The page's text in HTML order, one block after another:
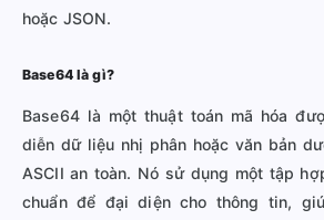
hoặc JSON.
Base64 là gì?
Base64 là một thuật toán mã hóa
diễn dữ liệu nhị phân hoặc văn bản
ASCII an toàn. Nó sử dụng một tập
chuẩn để đại diện cho thông tin,